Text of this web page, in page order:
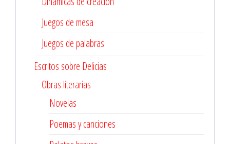
Juegos de mesa
Juegos de palabras
Escritos sobre Delicias
Obras literarias
Novelas
Poemas y canciones